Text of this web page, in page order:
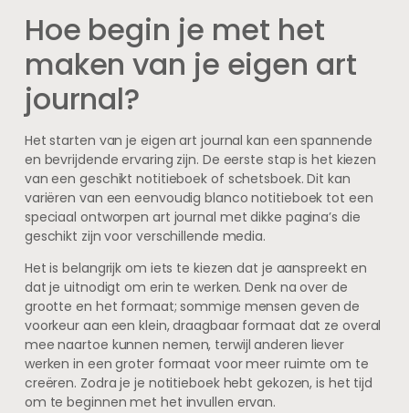
Hoe begin je met het
maken van je eigen art
journal?
Het starten van je eigen art journal kan een spannende
en bevrijdende ervaring zijn. De eerste stap is het kiezen
van een geschikt notitieboek of schetsboek. Dit kan
variëren van een eenvoudig blanco notitieboek tot een
speciaal ontworpen art journal met dikke pagina’s die
geschikt zijn voor verschillende media.
Het is belangrijk om iets te kiezen dat je aanspreekt en
dat je uitnodigt om erin te werken. Denk na over de
grootte en het formaat; sommige mensen geven de
voorkeur aan een klein, draagbaar formaat dat ze overal
mee naartoe kunnen nemen, terwijl anderen liever
werken in een groter formaat voor meer ruimte om te
creëren. Zodra je je notitieboek hebt gekozen, is het tijd
om te beginnen met het invullen ervan.